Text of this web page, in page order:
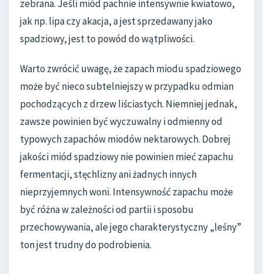
zebrana. Jeśli miód pachnie intensywnie kwiatowo,
jak np. lipa czy akacja, a jest sprzedawany jako
spadziowy, jest to powód do wątpliwości.
Warto zwrócić uwagę, że zapach miodu spadziowego
może być nieco subtelniejszy w przypadku odmian
pochodzących z drzew liściastych. Niemniej jednak,
zawsze powinien być wyczuwalny i odmienny od
typowych zapachów miodów nektarowych. Dobrej
jakości miód spadziowy nie powinien mieć zapachu
fermentacji, stęchlizny ani żadnych innych
nieprzyjemnych woni. Intensywność zapachu może
być różna w zależności od partii i sposobu
przechowywania, ale jego charakterystyczny „leśny”
ton jest trudny do podrobienia.